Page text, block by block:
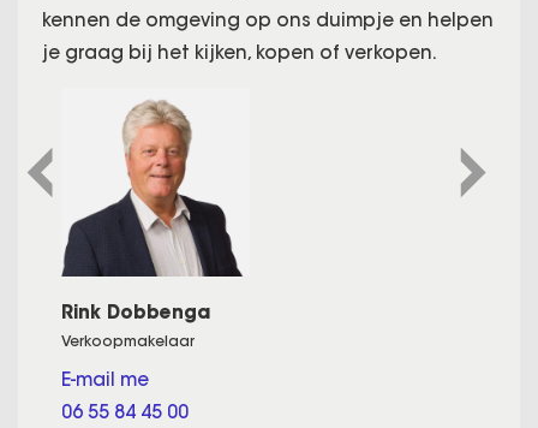
kennen de omgeving op ons duimpje en helpen
je graag bij het kijken, kopen of verkopen.
Rink Dobbenga
Verkoopmakelaar
E-mail me
06 55 84 45 00